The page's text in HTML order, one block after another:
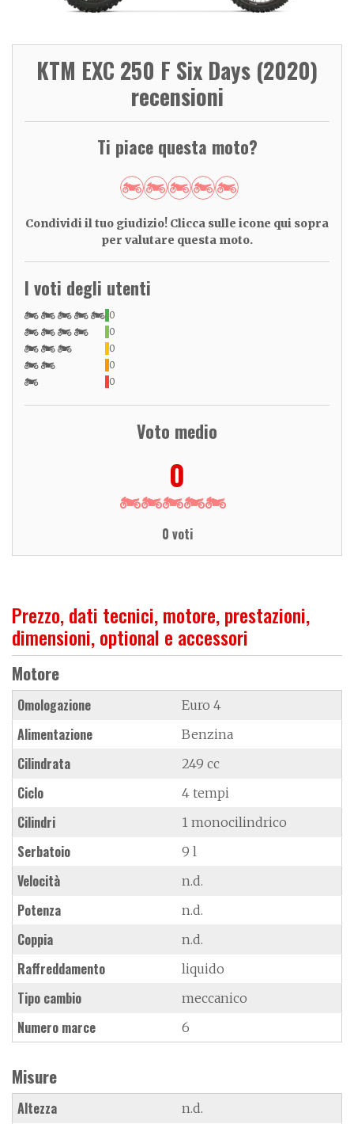
KTM EXC 250 F Six Days (2020)
recensioni
Ti piace questa moto?
Condividi il tuo giudizio! Clicca sulle icone qui sopra
per valutare questa moto.
I voti degli utenti
0
0
0
0
0
Voto medio
0
0 voti
Prezzo, dati tecnici, motore, prestazioni,
dimensioni, optional e accessori
Motore
Omologazione Euro 4
Alimentazione Benzina
Cilindrata 249 cc
Ciclo 4 tempi
Cilindri 1 monocilindrico
Serbatoio 9 l
Velocità n.d.
Potenza n.d.
Coppia n.d.
Raffreddamento liquido
Tipo cambio meccanico
Numero marce 6
Misure
Altezza n.d.